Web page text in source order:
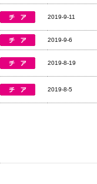
2019-9-11
2019-9-6
2019-8-19
2019-8-5